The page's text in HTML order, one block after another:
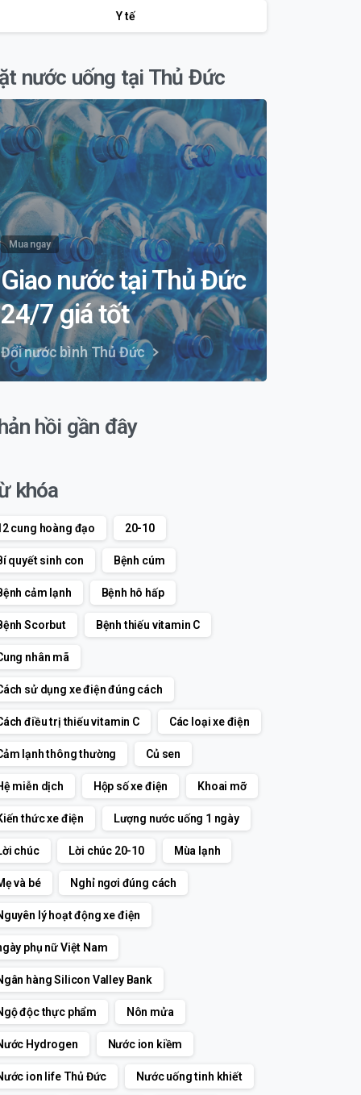
Y tế
nước uống tại Thủ Đức
Mua ngay
Giao nước tại Thủ Đức
24/7 giá tốt
Đổi nước bình Thủ Đức
hồi gần đây
khóa
cung hoàng đạo 20-10
quyết sinh con Bệnh cúm
cảm lạnh Bệnh hô hấp
Scorbut Bệnh thiếu vitamin C
nhân mã
sử dụng xe điện đúng cách
điều trị thiếu vitamin C Các loại xe điện
lạnh thông thường Củ sen
miễn dịch Hộp số xe điện Khoai mỡ
thức xe điện Lượng nước uống 1 ngày
chúc Lời chúc 20-10 Mùa lạnh
và bé Nghỉ ngơi đúng cách
lý hoạt động xe điện
phụ nữ Việt Nam
hàng Silicon Valley Bank
độc thực phẩm Nôn mửa
Hydrogen Nước ion kiềm
ion life Thủ Đức Nước uống tinh khiết